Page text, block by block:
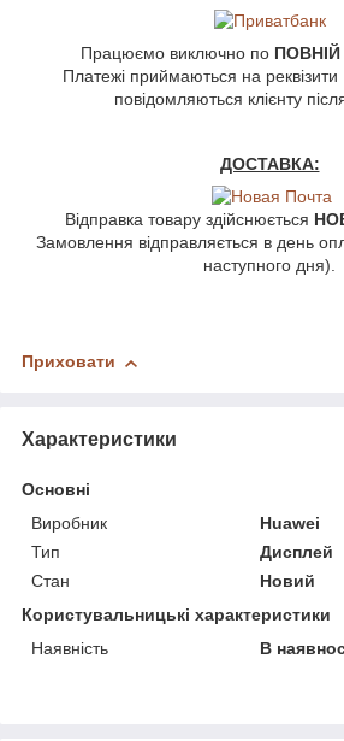
Працюємо виключно по
Платежі приймаються на реквізити
повідомляються клієнту
ДОСТАВКА:
Відправка товару здійснюється
Замовлення відправляється в день
наступного дня).
Приховати
Характеристики
Основні
Виробник
Huawei
Тип
Дисплей
Стан
Новий
Користувальницькі характеристики
Наявність
В